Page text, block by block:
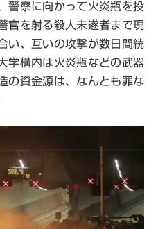
警察に向かって火炎瓶を投
官を射る殺人未遂者まで現
い、互いの攻撃が数日間続
学構内は火炎瓶などの武器
の資金源は、なんとも罪な